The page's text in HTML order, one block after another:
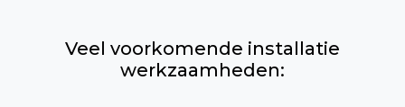
Veel voorkomende installatie
werkzaamheden: